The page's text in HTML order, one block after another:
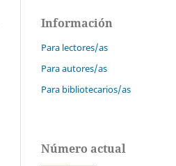
Información
Para lectores/as
Para autores/as
Para bibliotecarios/as
Número actual